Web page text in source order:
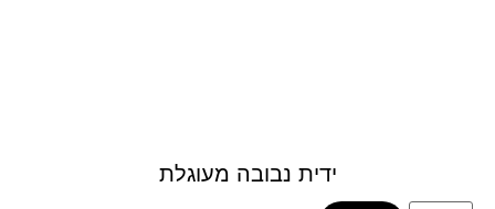
ידית נבובה מעוגלת